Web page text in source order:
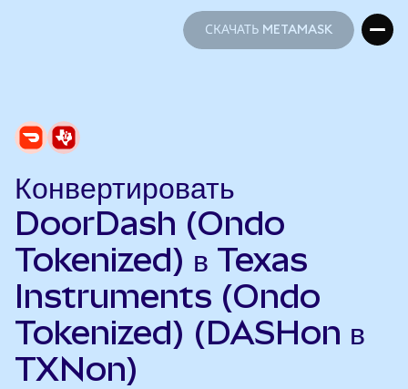
СКАЧАТЬ METAMASK
Конвертировать
DoorDash (Ondo
Tokenized) в Texas
Instruments (Ondo
Tokenized) (DASHon в
TXNon)